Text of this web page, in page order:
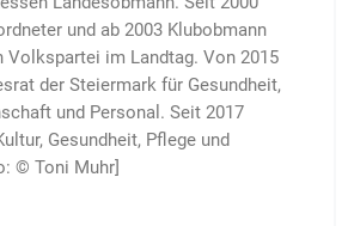
und ab 2003 Klubobmann
Volkspartei im Landtag. Von 2015
der Steiermark für Gesund­heit,
und Personal. Seit 2017
Gesundheit, Pflege und
© Toni Muhr]